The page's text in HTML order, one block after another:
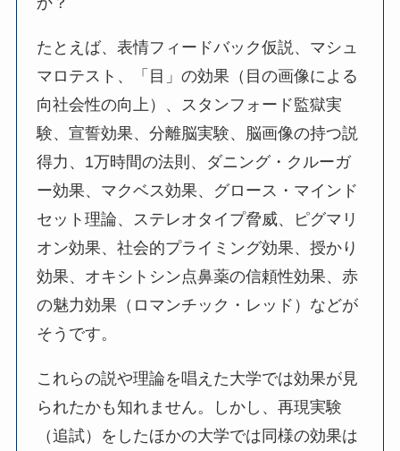
たとえば、表情フィードバック仮説、マシュ
マロテスト、「目」の効果（目の画像による
向社会性の向上）、スタンフォード監獄実
験、宣誓効果、分離脳実験、脳画像の持つ説
得力、1万時間の法則、ダニング・クルーガ
ー効果、マクベス効果、グロース・マインド
セット理論、ステレオタイプ脅威、ピグマリ
オン効果、社会的プライミング効果、授かり
効果、オキシトシン点鼻薬の信頼性効果、赤
の魅力効果（ロマンチック・レッド）などが
そうです。
これらの説や理論を唱えた大学では効果が見
られたかも知れません。しかし、再現実験
（追試）をしたほかの大学では同様の効果は